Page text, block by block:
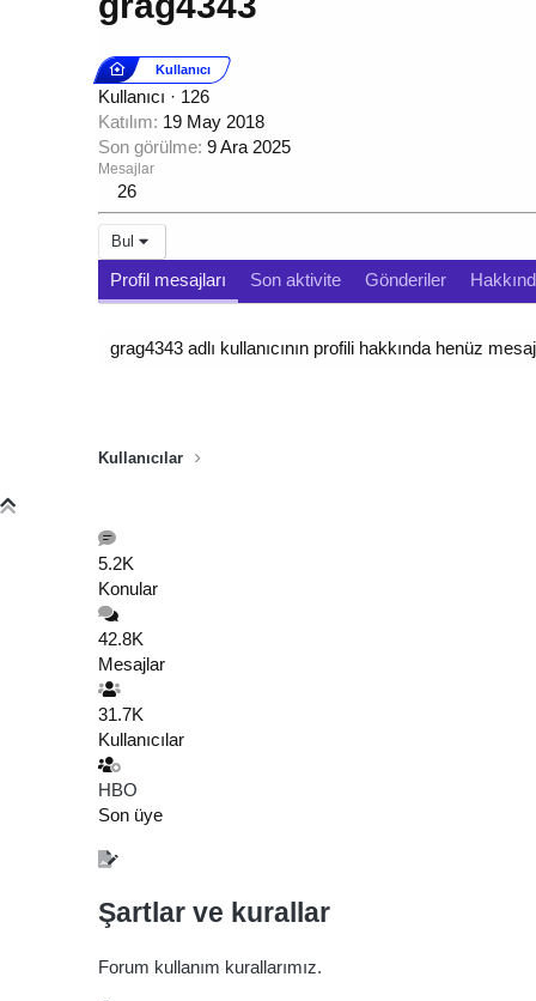
Kullanıcı
Kullanıcı · 126
Katılım 19 May 2018
Son görülme 9 Ara 2025
Mesajlar
26
Bul
Profil mesajları Son aktivite Gönderiler
grag4343 adlı kullanıcının profili hakkında henüz
Kullanıcılar
5.2K
Konular
42.8K
Mesajlar
31.7K
Kullanıcılar
HBO
Son üye
Şartlar ve kurallar
Forum kullanım kurallarımız.